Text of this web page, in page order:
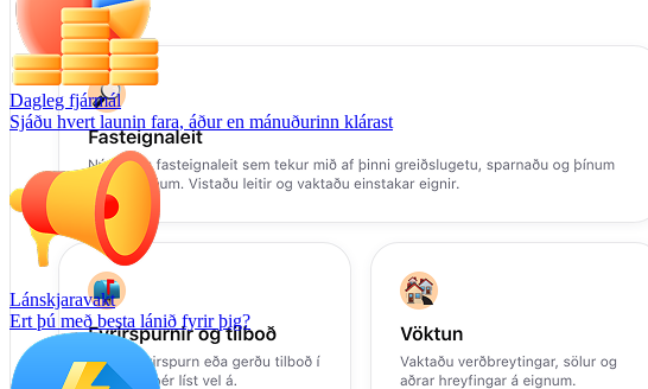
Dagleg fjármál
Sjáðu hvert launin fara, áður en mánuðurinn klárast
Lánskjaravakt
Ert þú með besta lánið fyrir þig?